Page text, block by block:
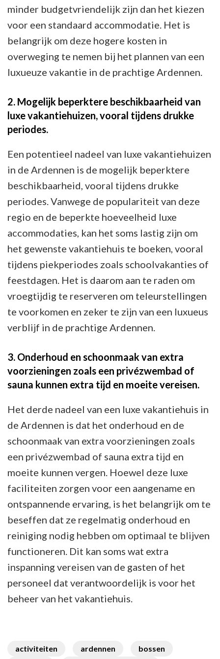
minder budgetvriendelijk zijn dan het kiezen
voor een standaard accommodatie. Het is
belangrijk om deze hogere kosten in
overweging te nemen bij het plannen van een
luxueuze vakantie in de prachtige Ardennen.
2. Mogelijk beperktere beschikbaarheid van
luxe vakantiehuizen, vooral tijdens drukke
periodes.
Een potentieel nadeel van luxe vakantiehuizen
in de Ardennen is de mogelijk beperktere
beschikbaarheid, vooral tijdens drukke
periodes. Vanwege de populariteit van deze
regio en de beperkte hoeveelheid luxe
accommodaties, kan het soms lastig zijn om
het gewenste vakantiehuis te boeken, vooral
tijdens piekperiodes zoals schoolvakanties of
feestdagen. Het is daarom aan te raden om
vroegtijdig te reserveren om teleurstellingen
te voorkomen en zeker te zijn van een luxueus
verblijf in de prachtige Ardennen.
3. Onderhoud en schoonmaak van extra
voorzieningen zoals een privézwembad of
sauna kunnen extra tijd en moeite vereisen.
Het derde nadeel van een luxe vakantiehuis in
de Ardennen is dat het onderhoud en de
schoonmaak van extra voorzieningen zoals
een privézwembad of sauna extra tijd en
moeite kunnen vergen. Hoewel deze luxe
faciliteiten zorgen voor een aangename en
ontspannende ervaring, is het belangrijk om te
beseffen dat ze regelmatig onderhoud en
reiniging nodig hebben om optimaal te blijven
functioneren. Dit kan soms wat extra
inspanning vereisen van de gasten of het
personeel dat verantwoordelijk is voor het
beheer van het vakantiehuis.
activiteiten ardennen
bossen